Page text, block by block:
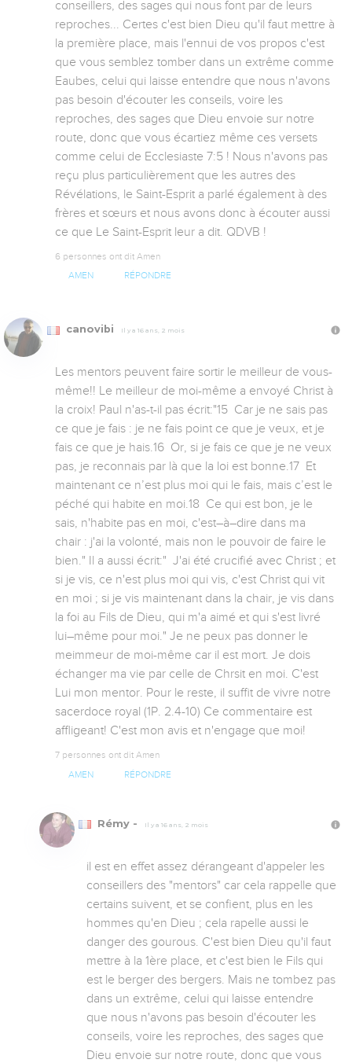
conseillers, des sages qui nous font par de leurs
reproches... Certes c'est bien Dieu qu'il faut mettre à
la première place, mais l'ennui de vos propos c'est
que vous semblez tomber dans un extrême comme
Eaubes, celui qui laisse entendre que nous n'avons
pas besoin d'écouter les conseils, voire les
reproches, des sages que Dieu envoie sur notre
route, donc que vous écartiez même ces versets
comme celui de Ecclesiaste 7:5 ! Nous n'avons pas
reçu plus particulièrement que les autres des
Révélations, le Saint-Esprit a parlé également à des
frères et sœurs et nous avons donc à écouter aussi
ce que Le Saint-Esprit leur a dit. QDVB !
6 personnes ont dit Amen
AMEN RÉPONDRE
canovibi Il y a 16 ans, 2 mois
Les mentors peuvent faire sortir le meilleur de vous-
même!! Le meilleur de moi-même a envoyé Christ à
la croix! Paul n'as-t-il pas écrit:"15  Car je ne sais pas
ce que je fais : je ne fais point ce que je veux, et je
fais ce que je hais.16  Or, si je fais ce que je ne veux
pas, je reconnais par là que la loi est bonne.17  Et
maintenant ce n’est plus moi qui le fais, mais c’est le
péché qui habite en moi.18  Ce qui est bon, je le
sais, n'habite pas en moi, c'est–à–dire dans ma
chair : j'ai la volonté, mais non le pouvoir de faire le
bien." Il a aussi écrit:"  J'ai été crucifié avec Christ ; et
si je vis, ce n'est plus moi qui vis, c'est Christ qui vit
en moi ; si je vis maintenant dans la chair, je vis dans
la foi au Fils de Dieu, qui m'a aimé et qui s'est livré
lui–même pour moi." Je ne peux pas donner le
meimmeur de moi-même car il est mort. Je dois
échanger ma vie par celle de Chrsit en moi. C'est
Lui mon mentor. Pour le reste, il suffit de vivre notre
sacerdoce royal (1P. 2.4-10) Ce commentaire est
affligeant! C'est mon avis et n'engage que moi!
7 personnes ont dit Amen
AMEN RÉPONDRE
Rémy - Il y a 16 ans, 2 mois
il est en effet assez dérangeant d'appeler les
conseillers des "mentors" car cela rappelle que
certains suivent, et se confient, plus en les
hommes qu'en Dieu ; cela rapelle aussi le
danger des gourous. C'est bien Dieu qu'il faut
mettre à la 1ère place, et c'est bien le Fils qui
est le berger des bergers. Mais ne tombez pas
dans un extrême, celui qui laisse entendre
que nous n'avons pas besoin d'écouter les
conseils, voire les reproches, des sages que
Dieu envoie sur notre route, donc que vous